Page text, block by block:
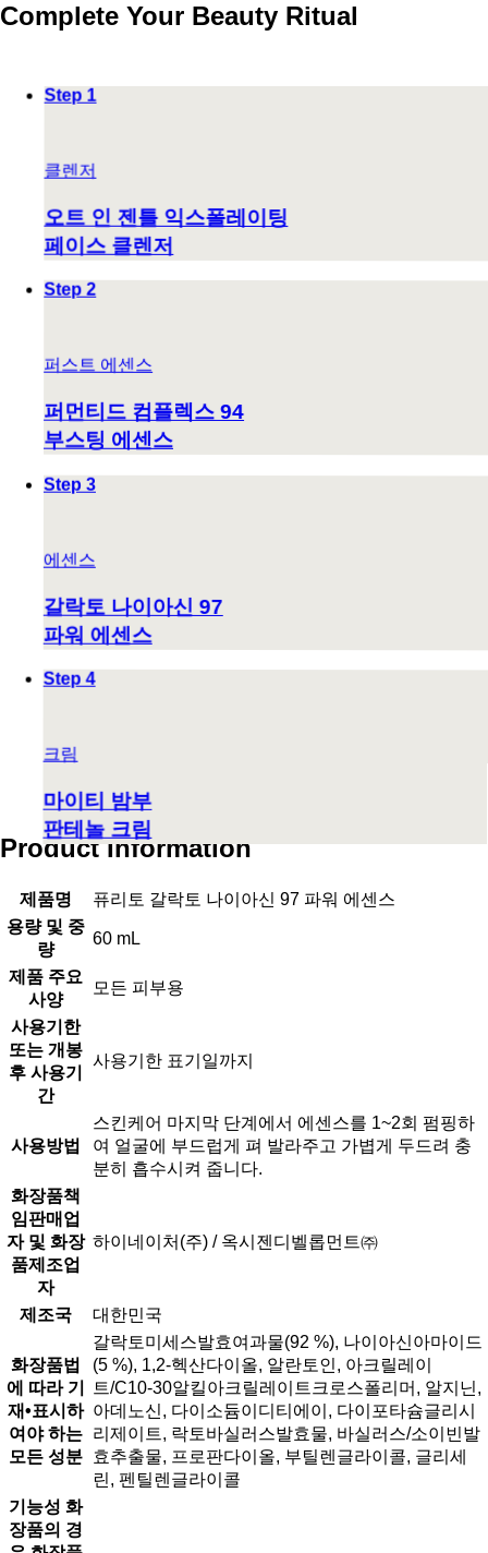
Complete Your Beauty Ritual
Step 1
클렌저
오트 인 젠틀 익스폴레이팅
페이스 클렌저
Step 2
퍼스트 에센스
퍼먼티드 컴플렉스 94
부스팅 에센스
Step 3
에센스
갈락토 나이아신 97
파워 에센스
Step 4
크림
마이티 밤부
판테놀 크림
Product Information
제품명
퓨리토 갈락토 나이아신 97 파워 에센스
용량 및 중
량
60 mL
제품 주요
사양
모든 피부용
사용기한
또는 개봉
후 사용기
간
사용기한 표기일까지
사용방법
스킨케어 마지막 단계에서 에센스를 1~2회 펌핑하
여 얼굴에 부드럽게 펴 발라주고 가볍게 두드려 충
분히 흡수시켜 줍니다.
화장품책
임판매업
자 및 화장
품제조업
자
하이네이처(주) / 옥시젠디벨롭먼트㈜
제조국 대한민국
화장품법
에 따라 기
재•표시하
여야 하는
모든 성분
갈락토미세스발효여과물(92 %), 나이아신아마이드
(5 %), 1,2-헥산다이올, 알란토인, 아크릴레이
트/C10-30알킬아크릴레이트크로스폴리머, 알지닌,
아데노신, 다이소듐이디티에이, 다이포타슘글리시
리제이트, 락토바실러스발효물, 바실러스/소이빈발
효추출물, 프로판다이올, 부틸렌글라이콜, 글리세
린, 펜틸렌글라이콜
기능성 화
장품의 경